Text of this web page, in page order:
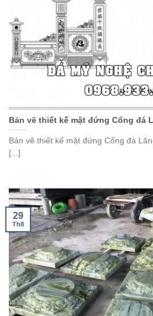
Bản vẽ thiết kế mặt đứng Cổng đá
Bản vẽ thiết kế mặt đứng Cổng đá
[...]
29
Th8